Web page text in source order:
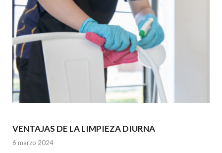
VENTAJAS DE LA LIMPIEZA DIURNA
6 marzo 2024